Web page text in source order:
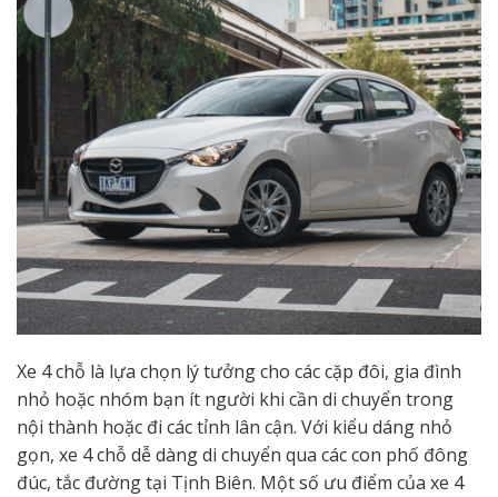
Xe 4 chỗ là lựa chọn lý tưởng cho các cặp đôi, gia đình
nhỏ hoặc nhóm bạn ít người khi cần di chuyển trong
nội thành hoặc đi các tỉnh lân cận. Với kiểu dáng nhỏ
gọn, xe 4 chỗ dễ dàng di chuyển qua các con phố đông
đúc, tắc đường tại Tịnh Biên. Một số ưu điểm của xe 4